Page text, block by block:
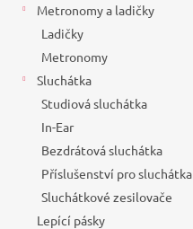
Metronomy a ladičky
Ladičky
Metronomy
Sluchátka
Studiová sluchátka
In-Ear
Bezdrátová sluchátka
Příslušenství pro sluchátka
Sluchátkové zesilovače
Lepící pásky